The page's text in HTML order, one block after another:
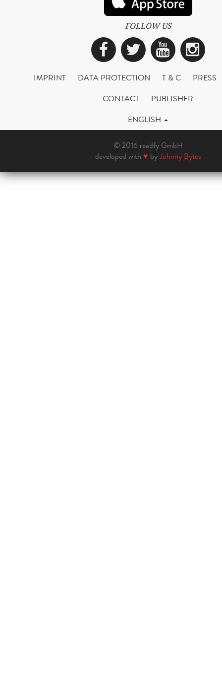
FOLLOW US
Facebook
Twitter
IMPRINT DATA PROTECTION T & C
PRESS
CONTACT
PUBLISHER
ENGLISH
© 2016 readfy GmbH
developed with ♥ byJohnny Bytes